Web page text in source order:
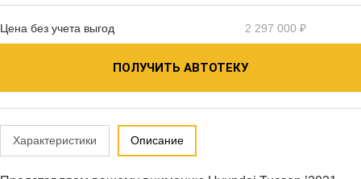
Цена без учета выгод 2 297 000 ₽
ПОЛУЧИТЬ АВТОТЕКУ
Характеристики Описание